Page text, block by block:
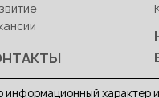
характер